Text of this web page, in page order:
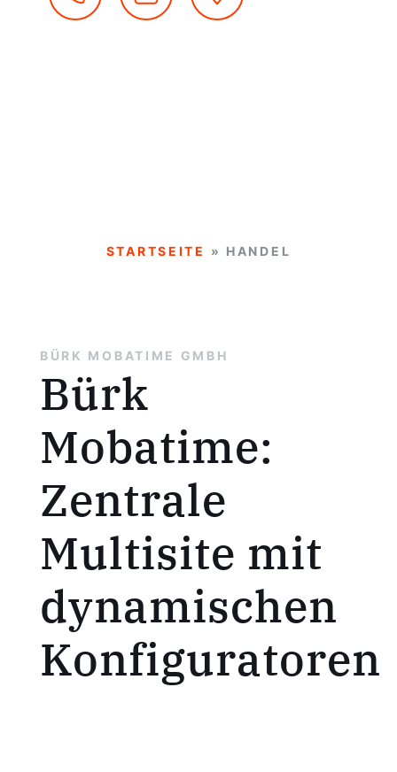
STARTSEITE » HANDEL
BÜRK MOBATIME GMBH
Bürk
Mobatime:
Zentrale
Multisite mit
dynamischen
Konfiguratoren